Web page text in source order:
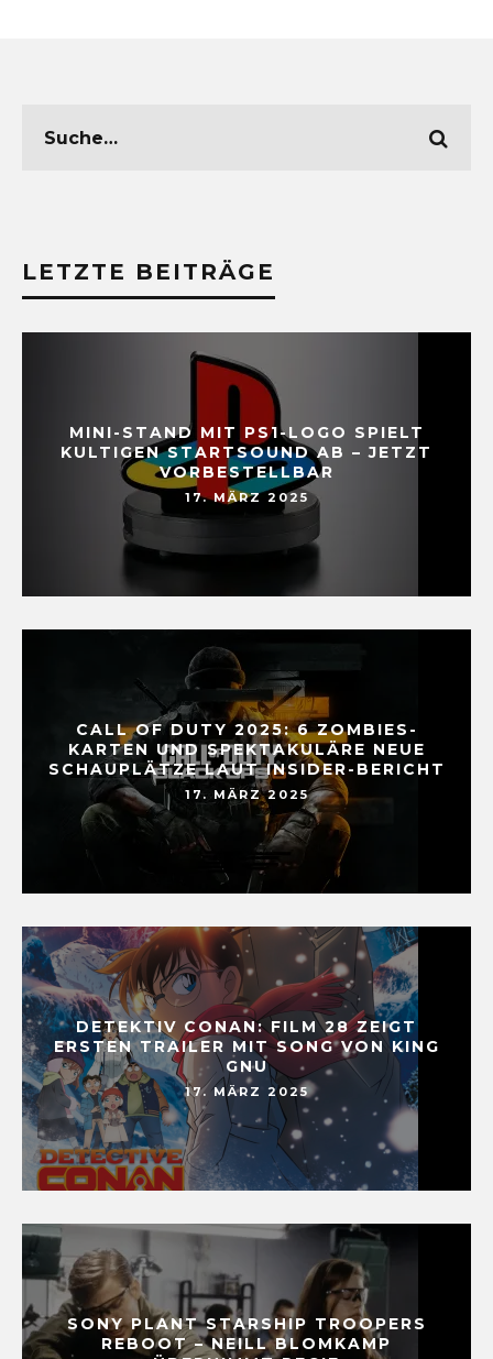
LETZTE BEITRÄGE
MINI-STAND MIT PS1-LOGO SPIELT
KULTIGEN STARTSOUND AB – JETZT
VORBESTELLBAR
17. MÄRZ 2025
CALL OF DUTY 2025: 6 ZOMBIES-
KARTEN UND SPEKTAKULÄRE NEUE
SCHAUPLÄTZE LAUT INSIDER-BERICHT
17. MÄRZ 2025
DETEKTIV CONAN: FILM 28 ZEIGT
ERSTEN TRAILER MIT SONG VON KING
GNU
17. MÄRZ 2025
SONY PLANT STARSHIP TROOPERS
REBOOT – NEILL BLOMKAMP